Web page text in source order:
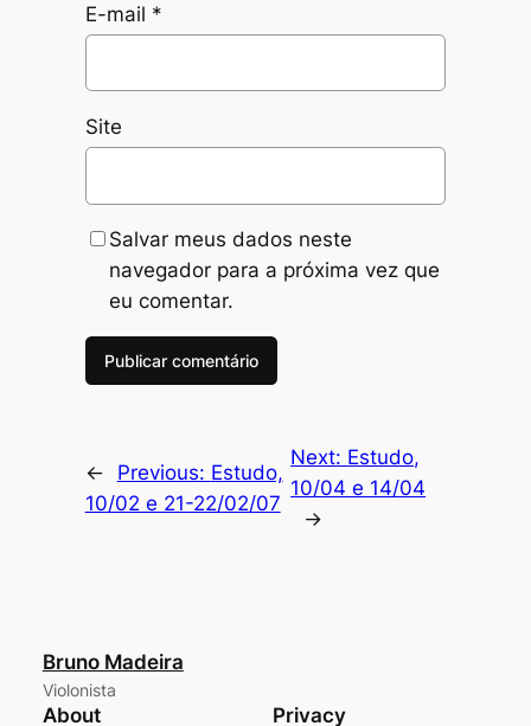
E-mail *
Site
Salvar meus dados neste
navegador para a próxima vez que
eu comentar.
← Previous: Estudo,
10/02 e 21-22/02/07
Next: Estudo,
10/04 e 14/04
→
Bruno Madeira
Violonista
About Privacy